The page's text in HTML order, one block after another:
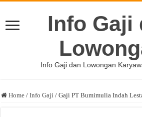
Info Gaji
Info Gaji dan Lowongan
Home / Info Gaji / Gaji PT Bumimulia Indah